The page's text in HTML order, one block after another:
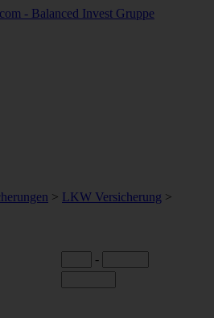
> LKW Versicherung >
-